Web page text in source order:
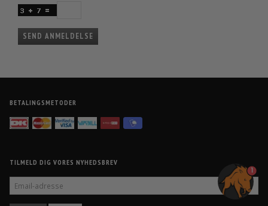
SEND ANMELDELSE
BETALINGSMETODER
TILMELD DIG VORES NYHEDSBREV
ADRESSE
1